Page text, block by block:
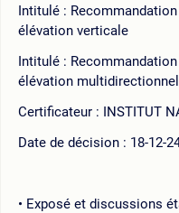
Intitulé :
élévation verticale
Intitulé :
élévation
Certificateur : INSTITUT
Date de décision : 18-12-
Exposé et discussions